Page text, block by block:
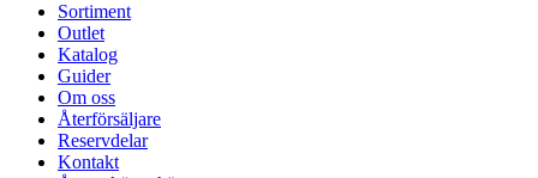
Sortiment
Outlet
Katalog
Guider
Om oss
Återförsäljare
Reservdelar
Kontakt